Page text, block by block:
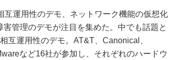
運用性のデモ、ネットワーク機能の仮想化
管理のデモが注目を集めた。中でも話題と
互運用性のデモ。AT&T、Canonical、
など16社が参加し、それぞれのハードウ